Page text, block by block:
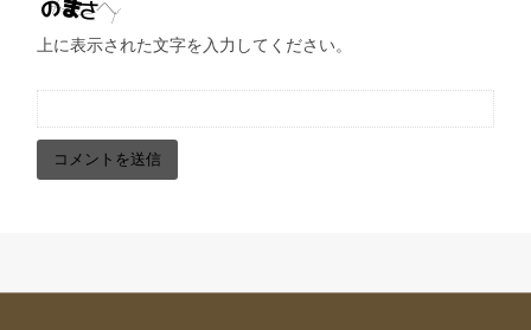
上に表示された文字を入力してください。